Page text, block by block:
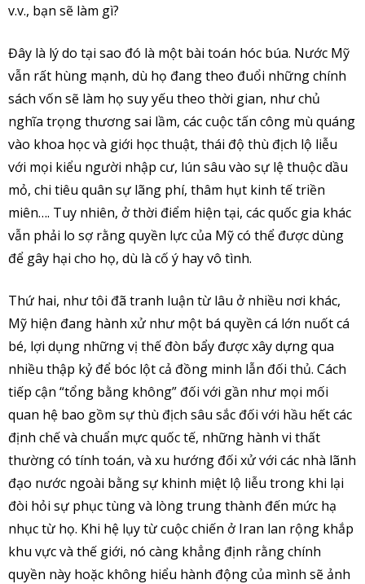
v.v., bạn sẽ làm gì?
Đây là lý do tại sao đó là một bài toán hóc búa. Nước Mỹ
vẫn rất hùng mạnh, dù họ đang theo đuổi những chính
sách vốn sẽ làm họ suy yếu theo thời gian, như chủ
nghĩa trọng thương sai lầm, các cuộc tấn công mù quáng
vào khoa học và giới học thuật, thái độ thù địch lộ liễu
với mọi kiểu người nhập cư, lún sâu vào sự lệ thuộc dầu
mỏ, chi tiêu quân sự lãng phí, thâm hụt kinh tế triền
miên…. Tuy nhiên, ở thời điểm hiện tại, các quốc gia khác
vẫn phải lo sợ rằng quyền lực của Mỹ có thể được dùng
để gây hại cho họ, dù là cố ý hay vô tình.
Thứ hai, như tôi đã tranh luận từ lâu ở nhiều nơi khác,
Mỹ hiện đang hành xử như một bá quyền cá lớn nuốt cá
bé, lợi dụng những vị thế đòn bẩy được xây dựng qua
nhiều thập kỷ để bóc lột cả đồng minh lẫn đối thủ. Cách
tiếp cận “tổng bằng không” đối với gần như mọi mối
quan hệ bao gồm sự thù địch sâu sắc đối với hầu hết các
định chế và chuẩn mực quốc tế, những hành vi thất
thường có tính toán, và xu hướng đối xử với các nhà lãnh
đạo nước ngoài bằng sự khinh miệt lộ liễu trong khi lại
đòi hỏi sự phục tùng và lòng trung thành đến mức hạ
nhục từ họ. Khi hệ lụy từ cuộc chiến ở Iran lan rộng khắp
khu vực và thế giới, nó càng khẳng định rằng chính
quyền này hoặc không hiểu hành động của mình sẽ ảnh